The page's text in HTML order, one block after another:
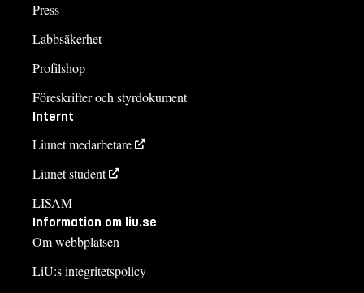
Press
Labbsäkerhet
Profilshop
Föreskrifter och styrdokument
Internt
Liunet medarbetare
Liunet student
LISAM
Information om liu.se
Om webbplatsen
LiU:s integritetspolicy